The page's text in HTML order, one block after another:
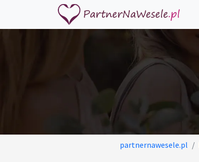
partnernawesele.pl